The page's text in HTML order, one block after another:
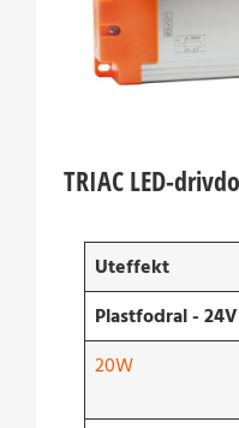
TRIAC LED-
Uteffekt
Plastfodral -
20W